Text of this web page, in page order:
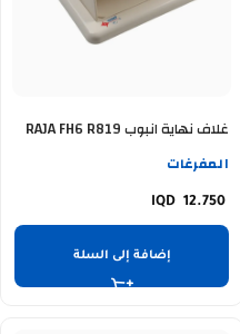
غلاف نهاية انبوب RAJA FH6 R819
المفرغات
12.750
إضافة إلى السلة